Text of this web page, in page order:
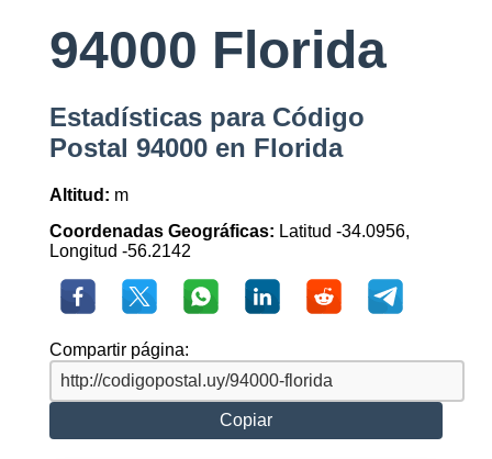
94000 Florida
Estadísticas para Código
Postal 94000 en Florida
Altitud: m
Coordenadas Geográficas: Latitud -34.0956,
Longitud -56.2142
Compartir página:
Copiar